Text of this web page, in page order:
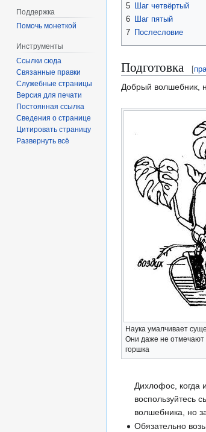
5
Шаг четвёртый
6 Шаг пятый
7 Послесловие
Подготовка [
Наука умалчивает
Они даже не отмечают
горшка
Добрый волшебник,
Дихлофос, когда
воспользуйтесь
волшебника, но
Обязательно
Поддержка
Помочь монеткой
Инструменты
Ссылки сюда
Связанные правки
Служебные страницы
Версия для печати
Постоянная ссылка
Сведения о странице
Цитировать страницу
Развернуть всё